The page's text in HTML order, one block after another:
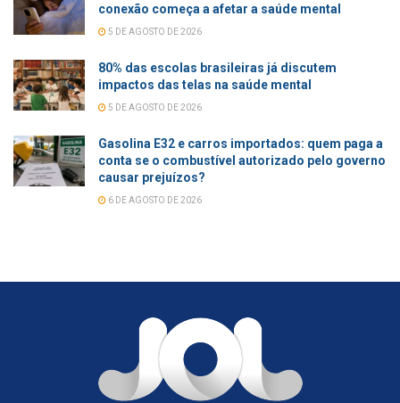
conexão começa a afetar a saúde mental
5 DE AGOSTO DE 2026
80% das escolas brasileiras já discutem
impactos das telas na saúde mental
5 DE AGOSTO DE 2026
Gasolina E32 e carros importados: quem paga a
conta se o combustível autorizado pelo governo
causar prejuízos?
6 DE AGOSTO DE 2026